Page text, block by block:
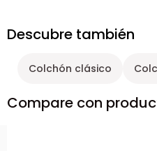
Descubre también
Colchón clásico
Compare con